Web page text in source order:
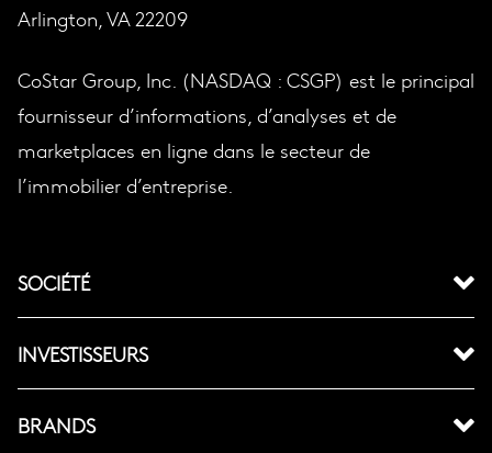
Arlington, VA 22209
CoStar Group, Inc. (NASDAQ : CSGP) est le principal
fournisseur d’informations, d’analyses et de
marketplaces en ligne dans le secteur de
l’immobilier d’entreprise.
SOCIÉTÉ
INVESTISSEURS
BRANDS